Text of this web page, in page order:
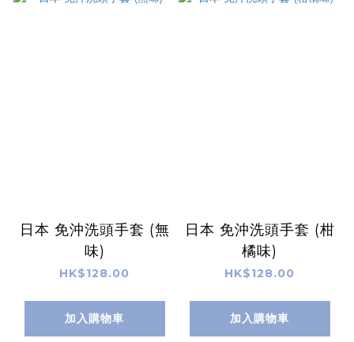
日本 免沖洗頭手套 (無
味)
HK$128.00
加入購物車
日本 免沖洗頭手套 (柑
橘味)
HK$128.00
加入購物車